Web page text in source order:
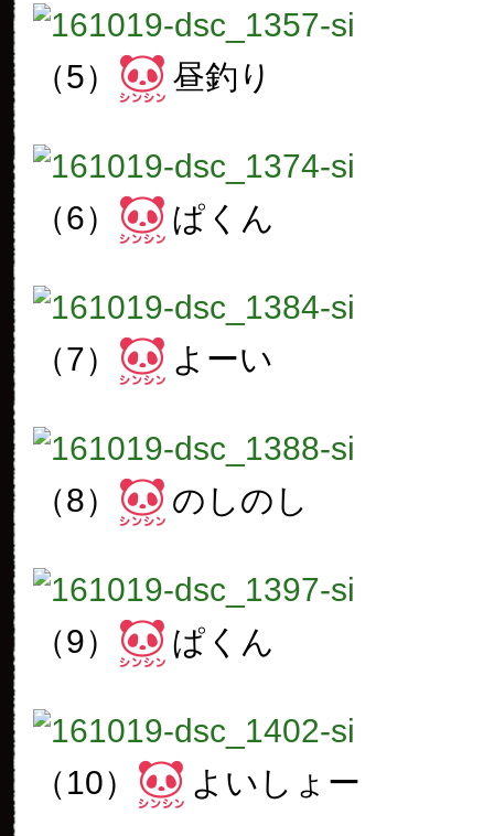
（5） 昼釣り
（6） ぱくん
（7） よーい
（8） のしのし
（9） ぱくん
（10） よいしょー